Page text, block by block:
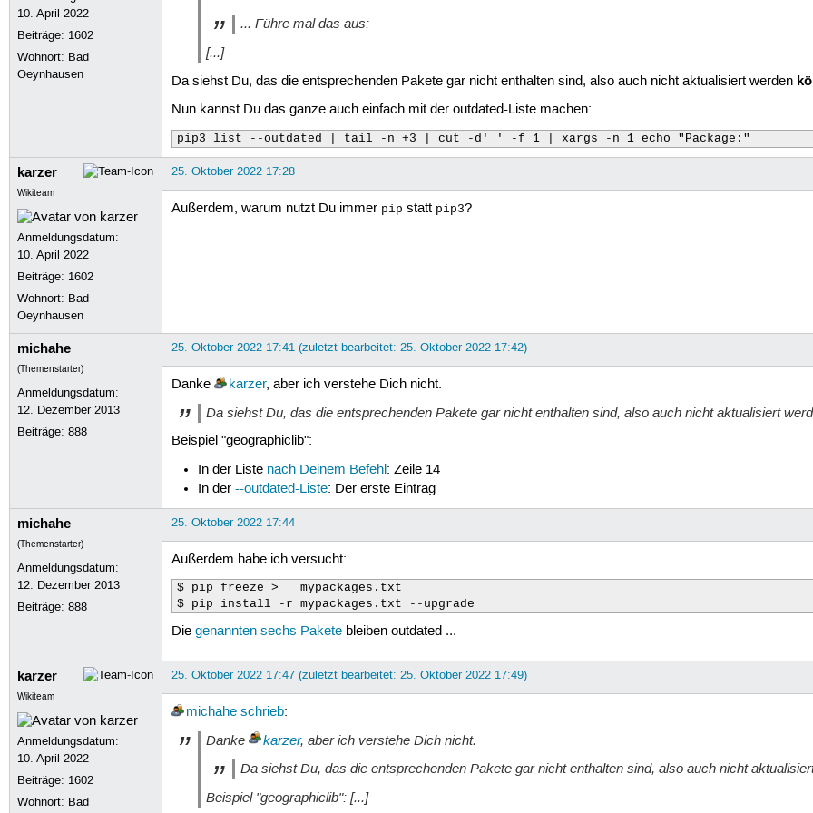
40
42
44
46
47
48
49
50
51
52
Package:
pycodestyle
Package:
pycryptodomex
Package: PySide6
Package: PySide6-Essentials
Package: PySimpleGUI
Package: python-mpv
Package: pytz
Package:
Package: stack-data
Package:
tenacity
importlib-metadata 4.9.0   5.0.0  wheel
jaraco.text        3.9.1   3.10.0 wheel
more-itertools     8.13.0  9.0.0  wheel
python-steamgriddb 1.0.4   1.0.5  sdist
10. April 2022
Beiträge: 1602
Wohnort: Bad
Oeynhausen
... Führe mal das aus:
[...]
Da siehst Du, das die entsprechenden Pakete gar nicht enthalten sind, also auch nicht aktualisiert werden
Nun kannst Du das ganze auch einfach mit der outdated-Liste machen:
pip3 list --outdated | tail -n +3 | cut -d' ' -f 1 | xargs -n 1 echo "Package:"
karzer
Wikiteam
Anmeldungsdatum:
10. April 2022
Beiträge: 1602
Wohnort: Bad
Oeynhausen
25. Oktober 2022 17:28
Außerdem, warum nutzt Du immer pip statt pip3?
michahe
(Themenstarter)
Anmeldungsdatum:
12. Dezember 2013
Beiträge:888
25. Oktober 2022 17:41 (zuletzt bearbeitet: 25. Oktober 2022 17:42)
Danke karzer, aber ich verstehe Dich nicht.
Da siehst Du, das die entsprechenden Pakete gar nicht enthalten sind, also auch nicht aktualisiert
Beispiel "geographiclib":
In der Liste nach Deinem Befehl: Zeile 14
In der--outdated-Liste: Der erste Eintrag
michahe
(Themenstarter)
Anmeldungsdatum:
12. Dezember 2013
Beiträge:888
25. Oktober 2022 17:44
Außerdem habe ich versucht:
$ pip freeze >   mypackages.txt
$ pip install -r mypackages.txt --upgrade
Die genannten sechs Paketebleiben outdated ...
karzer
Wikiteam
Anmeldungsdatum:
10. April 2022
Beiträge: 1602
Wohnort: Bad
25. Oktober 2022 17:47 (zuletzt bearbeitet: 25. Oktober 2022 17:49)
michahe schrieb:
Danke karzer, aber ich verstehe Dich nicht.
Da siehst Du, das die entsprechenden Pakete gar nicht enthalten sind, also auch nicht
Beispiel "geographiclib": [...]